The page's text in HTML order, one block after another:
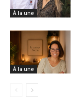
À la une
À la une